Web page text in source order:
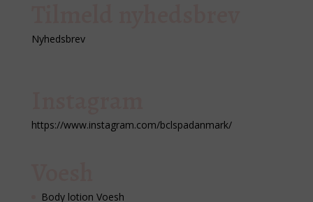
Nyhedsbrev
https://www.instagram.com/bclspadanmark/
Body lotion Voesh